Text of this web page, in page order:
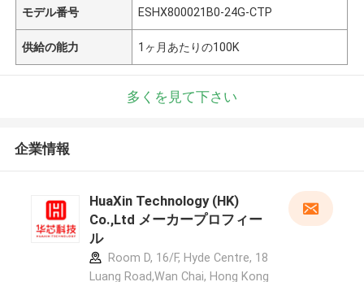
モデル番号 ESHX800021B0-24G-CTP
供給の能力 1ヶ月あたりの100K
多くを見て下さい
企業情報
HuaXin Technology (HK)
Co.,Ltd メーカープロフィー
ル
Room D, 16/F, Hyde Centre, 18
Luang Road,Wan Chai, Hong Kong